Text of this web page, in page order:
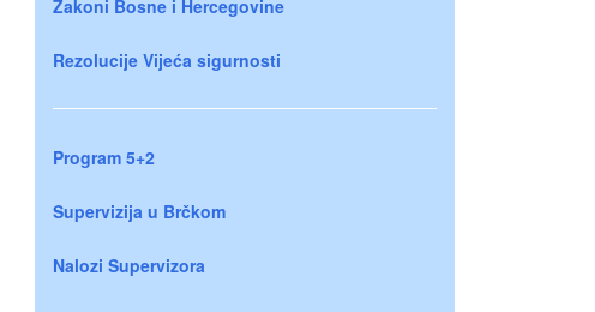
Zakoni Bosne i Hercegovine
Rezolucije Vijeća sigurnosti
Program 5+2
Supervizija u Brčkom
Nalozi Supervizora